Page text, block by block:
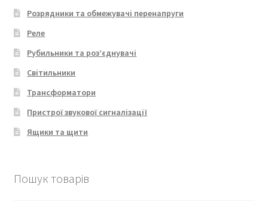
Розрядники та обмежувачі перенапруги
Реле
Рубильники та роз’єднувачі
Світильники
Трансформатори
Пристрої звукової сигналізації
Ящики та щити
Пошук товарів